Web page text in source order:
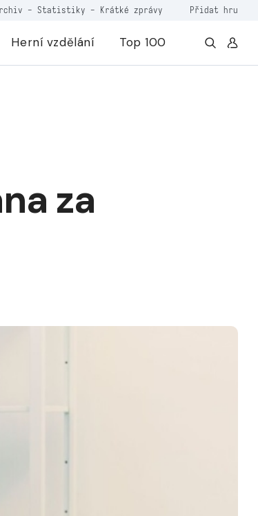
- Statistiky - Krátké zprávy Přidat hru
Herní vzdělání Top 100
za